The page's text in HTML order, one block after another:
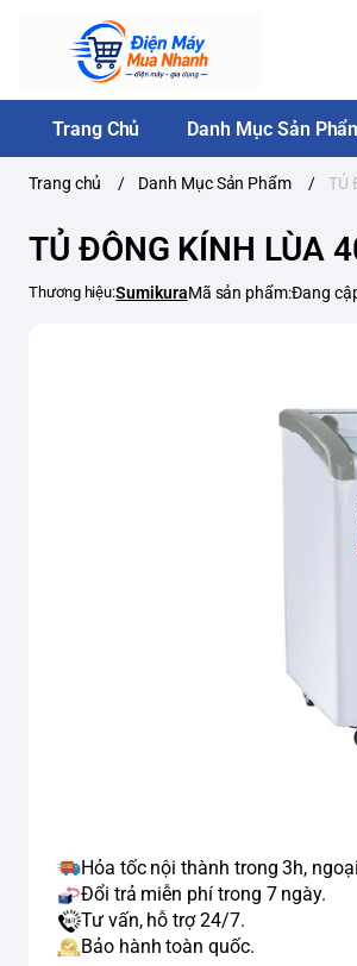
Trang Chủ Danh Mục Sản
Trang chủ / Danh Mục Sản Phẩm / TỦ
TỦ ĐÔNG KÍNH LÙA
Thương hiệu:SumikuraMã sản phẩm:Đang
Hỏa tốc nội thành trong 3h,
Đổi trả miễn phí trong 7 ngày.
Tư vấn, hỗ trợ 24/7.
Bảo hành toàn quốc.